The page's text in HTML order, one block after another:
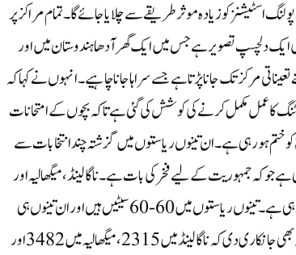
اسٹیشنز کو زیادہ موثر طریقے سے چلایا جائے گا۔ تمام مراکز پر
کی ایک دلچسپ تصویر ہے جس میں ایک گھر آدھا ہندوستان میں اور
مرکز تک جانا پڑتا ہے جسے سراہا جانا چاہیے ۔ انہوں نے کہا کہ
عمل مکمل کرنے کی کوشش کی گئی ہے تاکہ بچوں کے امتحا نات
کمیشن نے کہا کہ تینوں اسمبلیوں کی میعاد 12، 15اور 22مارچ کو ختم ہو رہی ہے ۔ ان تینوں ریاستوں میں گزشتہ چند انتخابات سے
کہ جمہوریت کے لیے فخر کی بات ہے ۔ ناگالینڈ، میگھالیہ اور
تریپورہ میں بالترتیب 12 مارچ، 15 مارچ اور 22 مارچ کو اسمبلی کی مدت کار ختم ہو رہی ہے۔ تینوں ریاستوں میں 60-60 سیٹیں ہیں اور ان تینوں ہی
ریاستوں میں خواتین کی ووٹنگ میں شراکت داری زیادہ رہی ہے۔‘‘ راجیو کمار نے یہ بھی جانکاری دی کہ ناگالینڈ میں 2315، میگھالیہ میں 3482 اور